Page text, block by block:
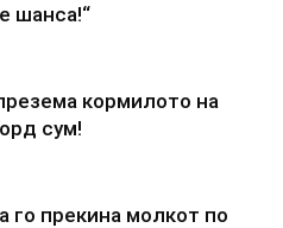
шанса!“
кормилото на
сум!
го прекина молкот по